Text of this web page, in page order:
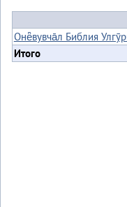
Онё̄вувча̄л Библия
Итого